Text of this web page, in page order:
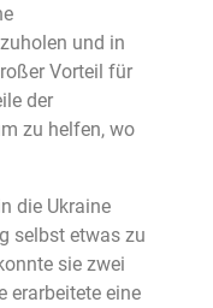
und in
Vorteil für
der
zu helfen, wo
die Ukraine
selbst etwas zu
sie zwei
erarbeitete eine